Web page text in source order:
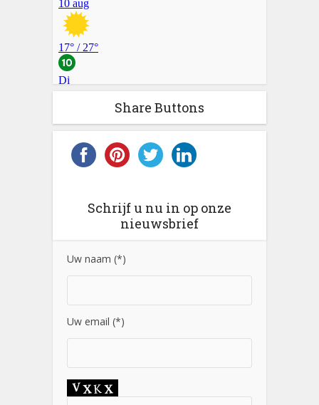
Share Buttons
Schrijf u nu in op onze
nieuwsbrief
Uw naam (*)
Uw email (*)